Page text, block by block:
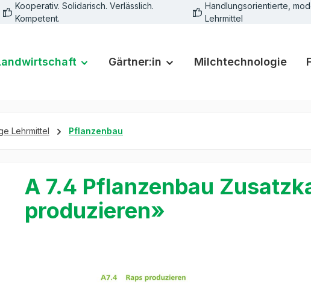
Kooperativ. Solidarisch. Verlässlich.
Kompetent.
Handlungsorientierte,
Lehrmittel
Gärtner:in Milchtechnologie
Lehrmittel Pflanzenbau
A 7.4 Pflanzenbau
produzieren»